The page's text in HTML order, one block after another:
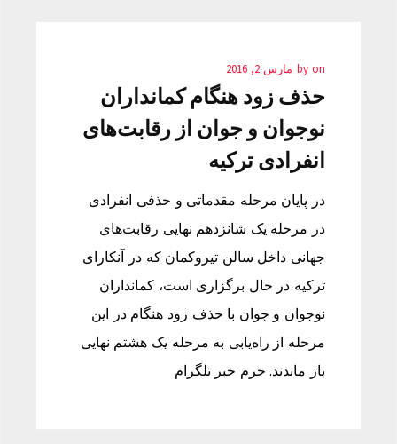
by on مارس 2, 2016
حذف زود هنگام کمانداران
نوجوان و جوان از رقابت‌های
انفرادی ترکیه
در پایان مرحله مقدماتی و حذفی انفرادی
در مرحله یک شانزدهم نهایی رقابت‌های
جهانی داخل سالن تیروکمان که در آنکارای
ترکیه در حال برگزاری است، کمانداران
نوجوان و جوان با حذف زود هنگام در این
مرحله از راه‌یابی به مرحله یک هشتم نهایی
باز ماندند. خرم خبر تلگرام